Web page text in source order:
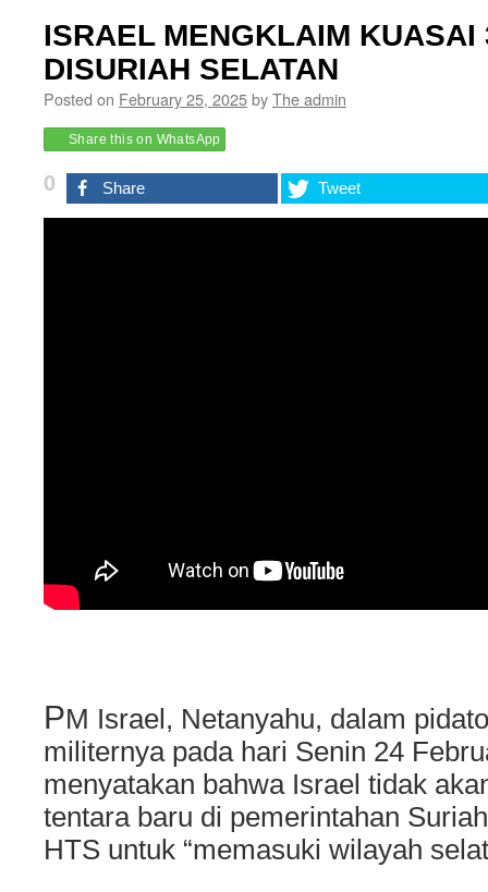
ISRAEL MENGKLAIM KUASAI
DISURIAH SELATAN
Posted on February 25, 2025byThe admin
Share this on WhatsApp
0 Share Tweet
PM Israel, Netanyahu, dalam
militernya pada hari Senin 24
menyatakan bahwa Israel tidak
tentara baru di pemerintahan
HTS untuk “memasuki wilayah